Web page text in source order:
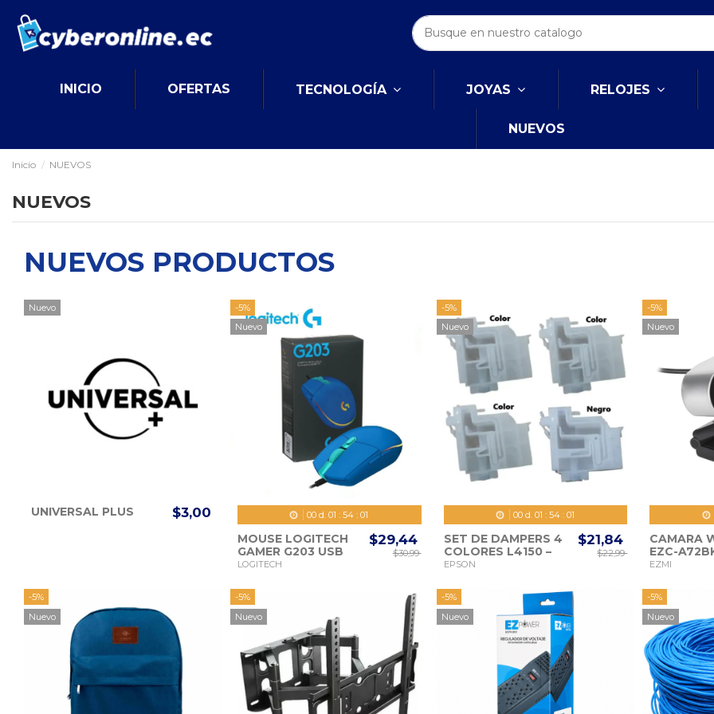
INICIO OFERTAS TECNOLOGÍA JOYAS RELOJES
NUEVOS
Inicio NUEVOS
NUEVOS
NUEVOS PRODUCTOS
Nuevo
UNIVERSAL PLUS $3,00
-5%
Nuevo
00 d. 01 :53: 59
MOUSE LOGITECH
GAMER G203 USB
RGB PRODIGY AZUL
LOGITECH
$29,44
$30,99
-5%
Nuevo
00d. 01 : 53: 59
SET DE DAMPERS 4
COLORES L4150 –
L4160 – L4260
EPSON
$21,84
$22,99
-5%
Nuevo
CAMARA
EZC-
FULL HD
EZMI
-5%
Nuevo
-5%
Nuevo
-5%
Nuevo
-5%
Nuevo